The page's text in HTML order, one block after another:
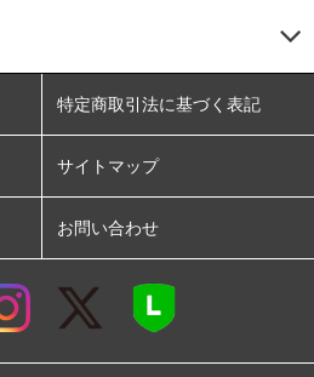
特定商取引法に基づく表記
サイトマップ
お問い合わせ